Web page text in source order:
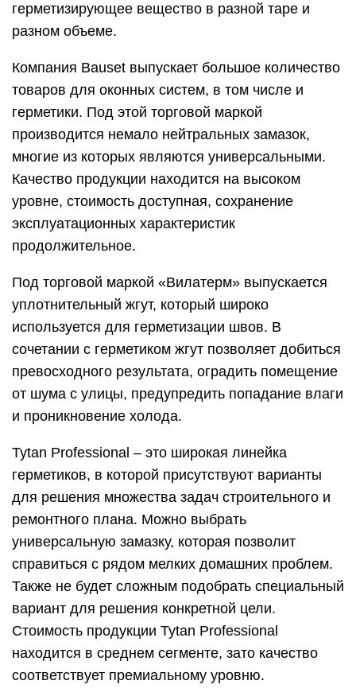
герметизирующее вещество в разной таре и
разном объеме.
Компания Bauset выпускает большое количество
товаров для оконных систем, в том числе и
герметики. Под этой торговой маркой
производится немало нейтральных замазок,
многие из которых являются универсальными.
Качество продукции находится на высоком
уровне, стоимость доступная, сохранение
эксплуатационных характеристик
продолжительное.
Под торговой маркой «Вилатерм» выпускается
уплотнительный жгут, который широко
используется для герметизации швов. В
сочетании с герметиком жгут позволяет добиться
превосходного результата, оградить помещение
от шума с улицы, предупредить попадание влаги
и проникновение холода.
Tytan Professional – это широкая линейка
герметиков, в которой присутствуют варианты
для решения множества задач строительного и
ремонтного плана. Можно выбрать
универсальную замазку, которая позволит
справиться с рядом мелких домашних проблем.
Также не будет сложным подобрать специальный
вариант для решения конкретной цели.
Стоимость продукции Tytan Professional
находится в среднем сегменте, зато качество
соответствует премиальному уровню.